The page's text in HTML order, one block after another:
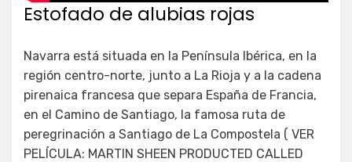
Estofado de alubias rojas
Navarra está situada en la Península Ibérica, en la
región centro-norte, junto a La Rioja y a la cadena
pirenaica francesa que separa España de Francia,
en el Camino de Santiago, la famosa ruta de
peregrinación a Santiago de La Compostela ( VER
PELÍCULA: MARTIN SHEEN PRODUCTED CALLED